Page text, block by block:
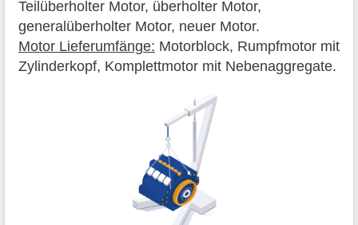
Teilüberholter Motor, überholter Motor,
generalüberholter Motor, neuer Motor.
Motor Lieferumfänge: Motorblock, Rumpfmotor mit
Zylinderkopf, Komplettmotor mit Nebenaggregate.